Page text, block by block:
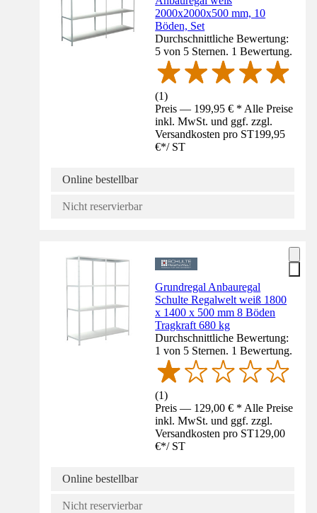
2000x2000x500 mm, 10
Böden, Set
Durchschnittliche Bewertung:
5 von 5 Sternen. 1 Bewertung.
(1)
Preis — 199,95 € * Alle Preise
inkl. MwSt. und ggf. zzgl.
Versandkosten pro ST199,95
€*/ ST
Online bestellbar
Nicht reservierbar
Grundregal Anbauregal
Schulte Regalwelt weiß 1800
x 1400 x 500 mm 8 Böden
Tragkraft 680 kg
Durchschnittliche Bewertung:
1 von 5 Sternen. 1 Bewertung.
(1)
Preis — 129,00 € * Alle Preise
inkl. MwSt. und ggf. zzgl.
Versandkosten pro ST129,00
€*/ ST
Online bestellbar
Nicht reservierbar